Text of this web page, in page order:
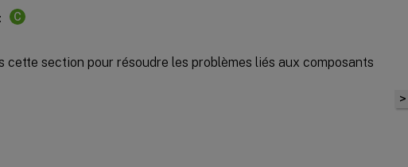
C
cette section pour résoudre les problèmes liés aux composants
>